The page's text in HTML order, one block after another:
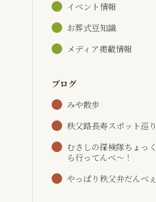
イベント情報
お葬式豆知識
メディア掲載情報
ブログ
みや散歩
秩父路長寿スポット巡り
むさしの探検隊ちょっく
ら行ってんべ～！
やっぱり秩父弁だんべぇ